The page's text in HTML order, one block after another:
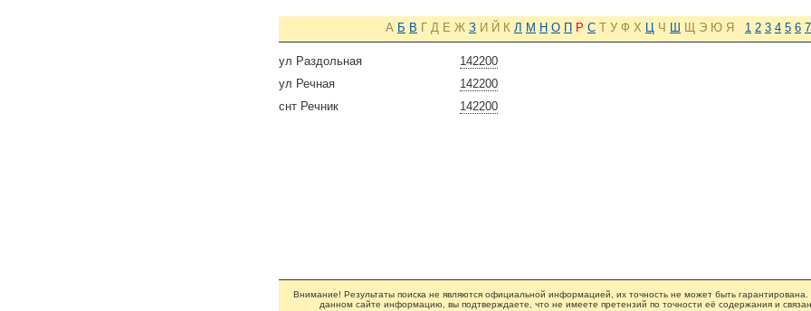
А Б В Г Д Е Ж З И Й К Л М Н О П Р С Т У Ф Х Ц Ч Ш Щ Э Ю Я 1 2 3 4 5 6 7
142200
ул Раздольная
142200
ул Речная
142200
снт Речник
Внимание! Результаты поиска не являются официальной информацией, их точность не может быть гарантирована.
данном сайте информацию, вы подтверждаете, что не имеете претензий по точности её содержания и